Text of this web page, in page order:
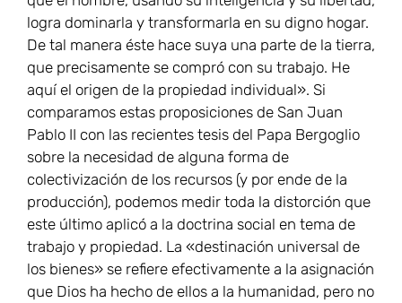
logra dominarla y transformarla en su digno hogar.
De tal manera éste hace suya una parte de la tierra,
que precisamente se compró con su trabajo. He
aquí el origen de la propiedad individual». Si
comparamos estas proposiciones de San Juan
Pablo II con las recientes tesis del Papa Bergoglio
sobre la necesidad de alguna forma de
colectivización de los recursos (y por ende de la
producción), podemos medir toda la distorción que
este último aplicó a la doctrina social en tema de
trabajo y propiedad. La «destinación universal de
los bienes» se refiere efectivamente a la asignación
que Dios ha hecho de ellos a la humanidad, pero no